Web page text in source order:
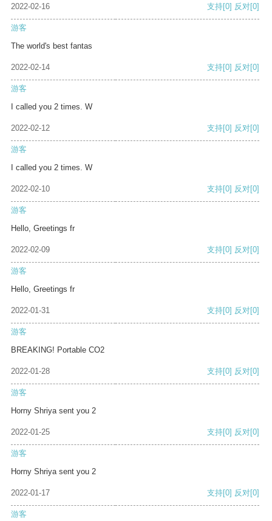
2022-02-16 支持[0] 反对[0]
游客
The world's best fantas
2022-02-14 支持[0] 反对[0]
游客
I called you 2 times. W
2022-02-12 支持[0] 反对[0]
游客
I called you 2 times. W
2022-02-10 支持[0] 反对[0]
游客
Hello, Greetings fr
2022-02-09 支持[0] 反对[0]
游客
Hello, Greetings fr
2022-01-31 支持[0] 反对[0]
游客
BREAKING! Portable CO2
2022-01-28 支持[0] 反对[0]
游客
Horny Shriya sent you 2
2022-01-25 支持[0] 反对[0]
游客
Horny Shriya sent you 2
2022-01-17 支持[0] 反对[0]
游客